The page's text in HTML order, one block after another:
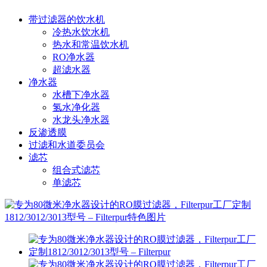
带过滤器的饮水机
冷热水饮水机
热水和常温饮水机
RO净水器
超滤水器
净水器
水槽下净水器
氢水净化器
水龙头净水器
反渗透膜
过滤和水道委员会
滤芯
组合式滤芯
单滤芯